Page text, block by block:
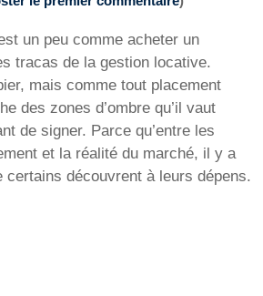
un peu comme acheter un
tracas de la gestion locative.
mais comme tout placement
des zones d’ombre qu’il vaut
de signer. Parce qu’entre les
et la réalité du marché, il y a
certains découvrent à leurs dépens.